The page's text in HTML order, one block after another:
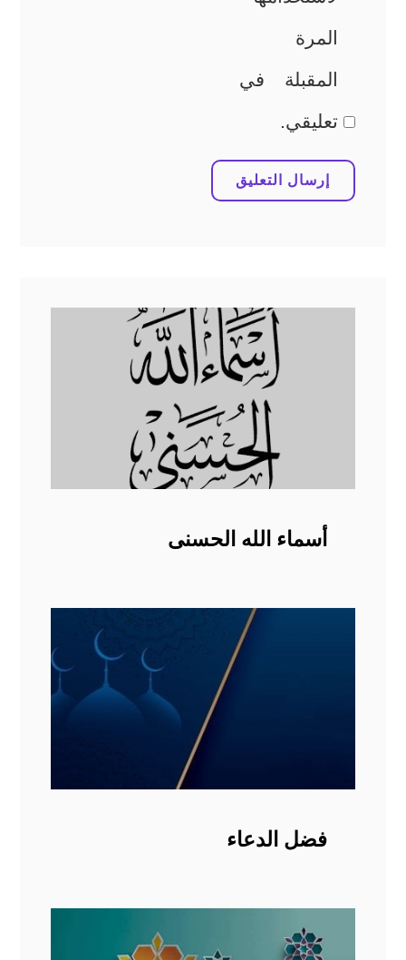
المرة
المقبلة في
تعليقي.
أسماء الله الحسنى
فضل الدعاء